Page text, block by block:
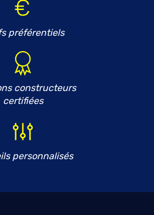
préférentiels
constructeurs
certifiées
personnalisés